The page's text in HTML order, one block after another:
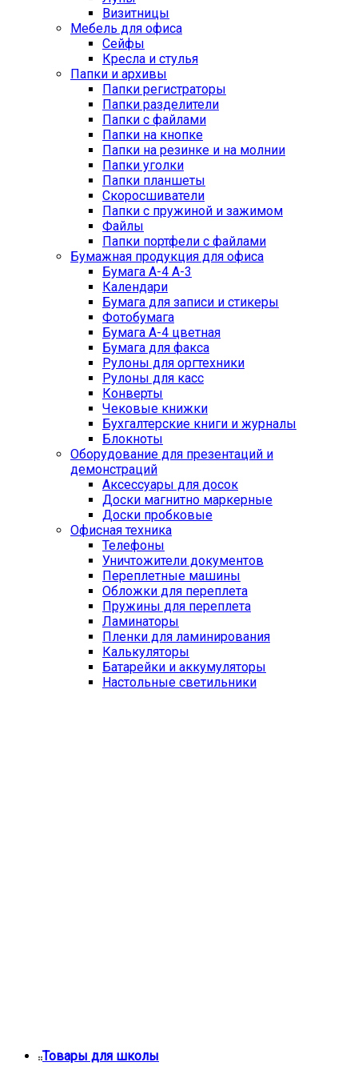
Визитницы
Мебель для офиса
Сейфы
Кресла и стулья
Папки и архивы
Папки регистраторы
Папки разделители
Папки с файлами
Папки на кнопке
Папки на резинке и на молнии
Папки уголки
Папки планшеты
Скоросшиватели
Папки с пружиной и зажимом
Файлы
Папки портфели с файлами
Бумажная продукция для офиса
Бумага А-4 А-3
Календари
Бумага для записи и стикеры
Фотобумага
Бумага А-4 цветная
Бумага для факса
Рулоны для оргтехники
Рулоны для касс
Конверты
Чековые книжки
Бухгалтерские книги и журналы
Блокноты
Оборудование для презентаций и
демонстраций
Аксессуары для досок
Доски магнитно маркерные
Доски пробковые
Офисная техника
Телефоны
Уничтожители документов
Переплетные машины
Обложки для переплета
Пружины для переплета
Ламинаторы
Пленки для ламинирования
Калькуляторы
Батарейки и аккумуляторы
Настольные светильники
Товары для школы